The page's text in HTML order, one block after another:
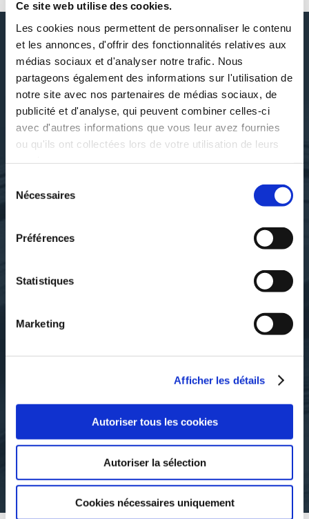
Ce site web utilise des cookies.
Les cookies nous permettent de personnaliser le contenu
et les annonces, d'offrir des fonctionnalités relatives aux
médias sociaux et d'analyser notre trafic. Nous
partageons également des informations sur l'utilisation de
notre site avec nos partenaires de médias sociaux, de
publicité et d'analyse, qui peuvent combiner celles-ci
avec d'autres informations que vous leur avez fournies
ou qu'ils ont collectées lors de votre utilisation de leurs
Nécessaires
Préférences
Statistiques
Marketing
Afficher les détails
Autoriser tous les cookies
Autoriser la sélection
Cookies nécessaires uniquement
SES OUVRAGES
TRENTE-TROIS
6€61